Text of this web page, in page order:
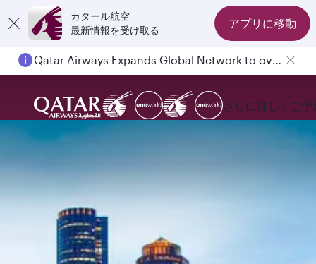
カタール航空
最新情報を受け取る
アプリに移動
Passengers flying between Doha and Auckland on QR914 and QR915
さらに詳しく ご予